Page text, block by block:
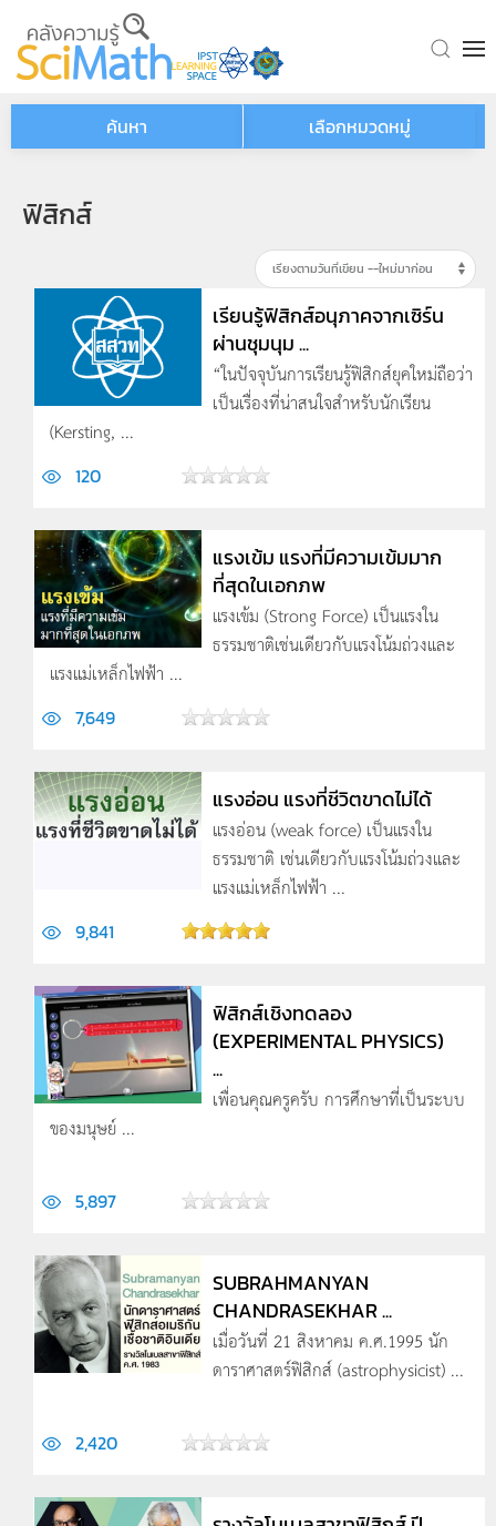
Skip to main content
ค้นหา เลือกหมวดหมู่
ฟิสิกส์
เรียนรู้ฟิสิกส์อนุภาคจากเซิร์น
ผ่านชุมนุม ...
“ในปัจจุบันการเรียนรู้ฟิสิกส์ยุคใหม่ถือว่า
เป็นเรื่องที่น่าสนใจสำหรับนักเรียน
(Kersting, ...
120
แรงเข้ม แรงที่มีความเข้มมาก
ที่สุดในเอกภพ
แรงเข้ม (Strong Force) เป็นแรงใน
ธรรมชาติเช่นเดียวกับแรงโน้มถ่วงและ
แรงแม่เหล็กไฟฟ้า ...
7,649
แรงอ่อน แรงที่ชีวิตขาดไม่ได้
แรงอ่อน (weak force) เป็นแรงใน
ธรรมชาติ เช่นเดียวกับแรงโน้มถ่วงและ
แรงแม่เหล็กไฟฟ้า ...
9,841
ฟิสิกส์เชิงทดลอง
(EXPERIMENTAL PHYSICS)
...
เพื่อนคุณครูครับ การศึกษาที่เป็นระบบ
ของมนุษย์ ...
5,897
SUBRAHMANYAN
CHANDRASEKHAR ...
เมื่อวันที่ 21 สิงหาคม ค.ศ.1995 นัก
ดาราศาสตร์ฟิสิกส์ (astrophysicist) ...
2,420